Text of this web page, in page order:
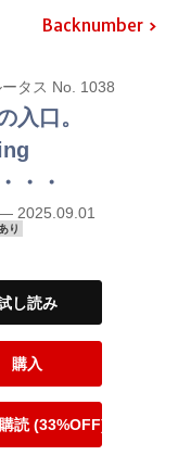
Backnumber
タス No. 1038
入口。
・・
2025.09.01
り
し読み
購入
読 (33%OFF)